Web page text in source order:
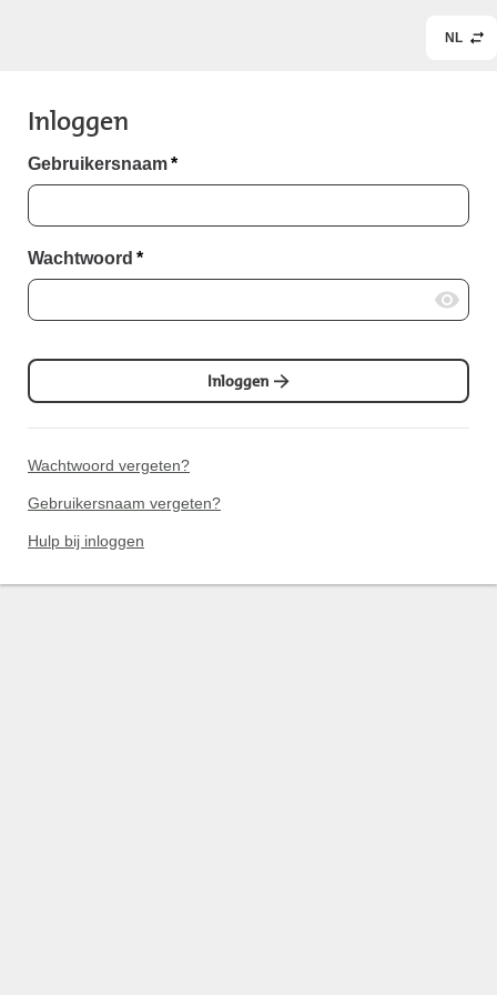
NL
Inloggen
Gebruikersnaam*
Wachtwoord *
Inloggen
Wachtwoord vergeten?
Gebruikersnaam vergeten?
Hulp bij inloggen